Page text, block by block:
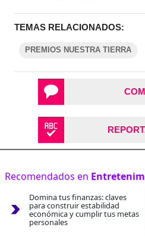
TEMAS RELACIONADOS:
PREMIOS NUESTRA TIERRA
Recomendados en
Domina tus finanzas: claves
para construir estabilidad
económica y cumplir tus metas
personales